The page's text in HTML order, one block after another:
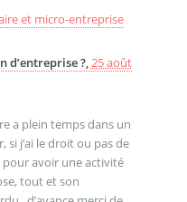
et micro-entreprise
d’entreprise ?,25 août
a plein temps dans un
j’ai le droit ou pas de
avoir une activité
tout et son